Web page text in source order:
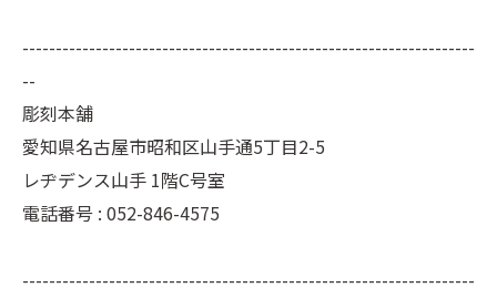
--------------------------------------------------------------------
--
彫刻本舗
愛知県名古屋市昭和区山手通5丁目2-5
レヂデンス山手 1階C号室
電話番号 : 052-846-4575
--------------------------------------------------------------------